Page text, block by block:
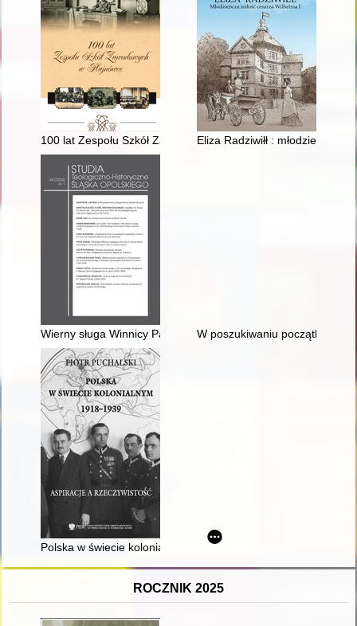
100 lat Zespołu Szkół Zawodowych w Hajnówce
Eliza Radziwiłł : młodzieńcza
Wierny sługa Winnicy Pańskiej" ks. Tadeusz Pieczko (1936-
W poszukiwaniu początków :
Polska w świecie kolonialnym 1918-1939 : aspiracje a
ROCZNIK 2025